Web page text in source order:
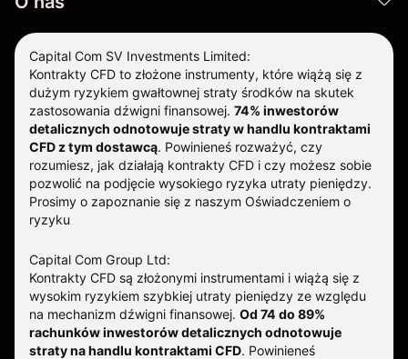
Capital Com SV Investments Limited:
Kontrakty CFD to złożone instrumenty, które wiążą się z
dużym ryzykiem gwałtownej straty środków na skutek
zastosowania dźwigni finansowej. 74% inwestorów
detalicznych odnotowuje straty w handlu kontraktami
CFD z tym dostawcą. Powinieneś rozważyć, czy
rozumiesz, jak działają kontrakty CFD i czy możesz sobie
pozwolić na podjęcie wysokiego ryzyka utraty pieniędzy.
Prosimy o zapoznanie się z naszym Oświadczeniem o
ryzyku
Capital Com Group Ltd:
Kontrakty CFD są złożonymi instrumentami i wiążą się z
wysokim ryzykiem szybkiej utraty pieniędzy ze względu
na mechanizm dźwigni finansowej. Od 74 do 89%
rachunków inwestorów detalicznych odnotowuje
straty na handlu kontraktami CFD. Powinieneś